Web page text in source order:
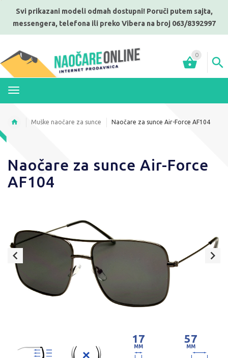
Svi prikazani modeli odmah dostupni! Poruči putem sajta,
messengera, telefona ili preko Vibera na broj 063/8392997
0
Muške naočare za sunce Naočare za sunce Air-Force AF104
Naočare za sunce Air-Force
AF104
17
MM
57
MM